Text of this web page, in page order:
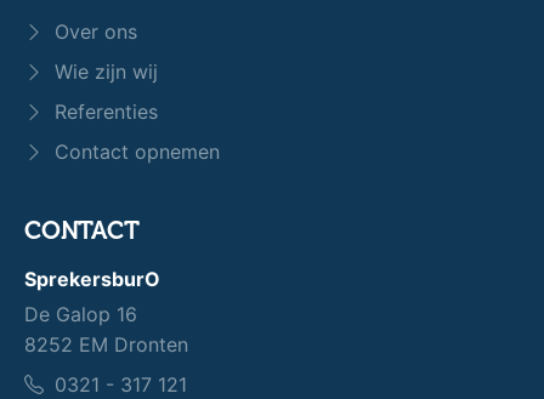
Over ons
Wie zijn wij
Referenties
Contact opnemen
CONTACT
SprekersburO
De Galop 16
8252 EM Dronten
0321 - 317 121